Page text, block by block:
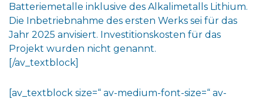
Batteriemetalle inklusive des Alkalimetalls Lithium.
Die Inbetriebnahme des ersten Werks sei für das
Jahr 2025 anvisiert. Investitionskosten für das
Projekt wurden nicht genannt.
[/av_textblock]
[av_textblock size=“ av-medium-font-size=“ av-